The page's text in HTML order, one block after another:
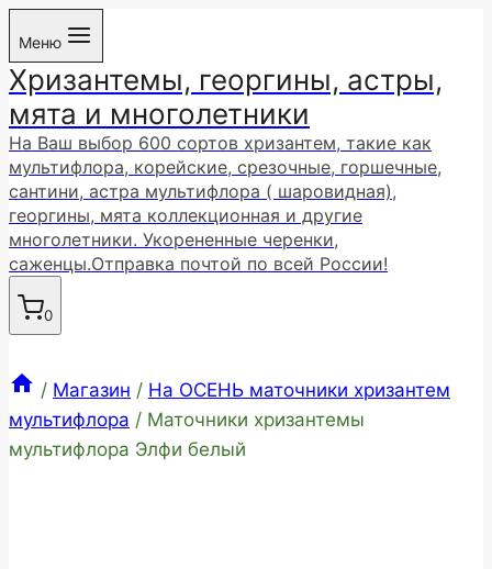
Перейти
содержимому
Меню
Хризантемы, георгины, астры,
мята и многолетники
На Ваш выбор 600 сортов хризантем, такие как
мультифлора, корейские, срезочные, горшечные,
сантини, астра мультифлора ( шаровидная),
георгины, мята коллекционная и другие
многолетники. Укорененные черенки,
саженцы.Отправка почтой по всей России!
0
/ Магазин / На ОСЕНЬ маточники хризантем
мультифлора / Маточники хризантемы
мультифлора Элфи белый